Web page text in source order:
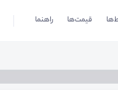
قیمت‌ها راهنما